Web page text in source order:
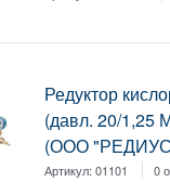
Редуктор
(давл. 20/1,25
(ООО "РЕДИУС
Артикул:01101 0